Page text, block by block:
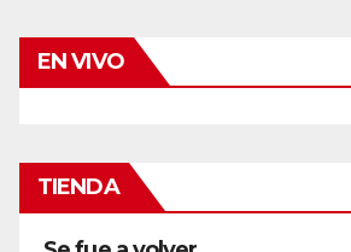
EN VIVO
TIENDA